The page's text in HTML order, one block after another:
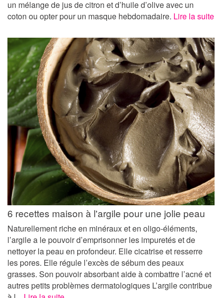
un mélange de jus de citron et d’huile d’olive avec un
coton ou opter pour un masque hebdomadaire. Lire la suite
6 recettes maison à l'argile pour une jolie peau
Naturellement riche en minéraux et en oligo-éléments,
l’argile a le pouvoir d’emprisonner les impuretés et de
nettoyer la peau en profondeur. Elle cicatrise et resserre
les pores. Elle régule l’excès de sébum des peaux
grasses. Son pouvoir absorbant aide à combattre l’acné et
autres petits problèmes dermatologiques L’argile contribue